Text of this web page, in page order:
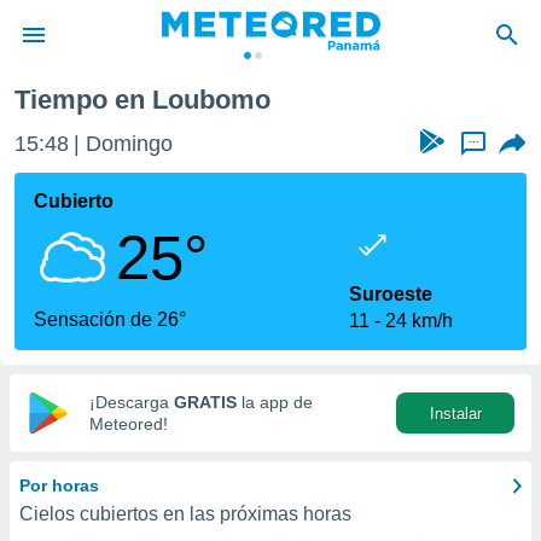
de
ha
que se
calidad.
a este
las
y
digital
basada
Tiempo en Loubomo
15:48 Domingo ...
Cubierto
25°
Sensación de 26°
Suroeste
11
24 km/h
¡Descarga GRATIS la app de
Meteored!
Instalar
Por horas
Cielos cubiertos en las próximas horas